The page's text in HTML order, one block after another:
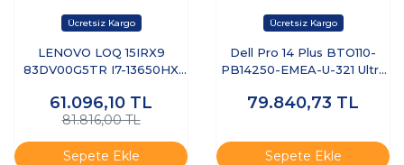
LENOVO LOQ 15IRX9
83DV00G5TR I7-13650HX
RTX3050 15.6" DOS
61.096,10 TL
81.816,00 TL
Sepete Ekle
Dell Pro 14 Plus BTO110-
PB14250-EMEA-U-321 Ultra
Free Dos Dizüstü Bilgisayar
79.840,73 TL
Sepete Ekle